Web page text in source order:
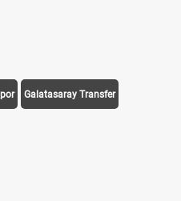
Galatasaray Transfer